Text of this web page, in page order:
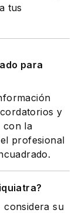
tus
para
y
con la
profesional
considera su